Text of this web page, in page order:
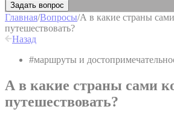
Задать вопрос
Главная/Вопросы/А в какие страны
путешествовать?
Назад
#маршруты и
А в какие страны сами
путешествовать?